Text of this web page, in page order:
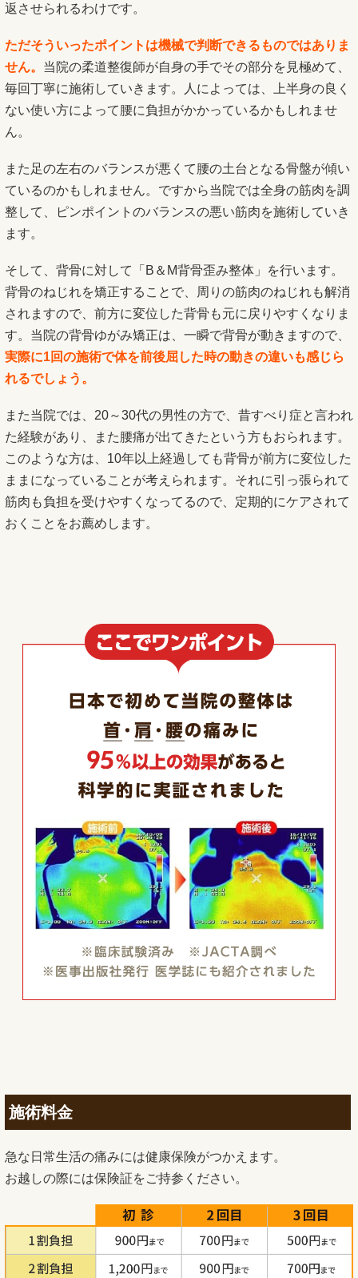
返させられるわけです。
ただそういったポイントは機械で判断できるものではありま
せん。 当院の柔道整復師が自身の手でその部分を見極めて、
毎回丁寧に施術していきます。人によっては、上半身の良く
ない使い方によって腰に負担がかかっているかもしれませ
ん。
また足の左右のバランスが悪くて腰の土台となる骨盤が傾い
ているのかもしれません。ですから当院では全身の筋肉を調
整して、ピンポイントのバランスの悪い筋肉を施術していき
ます。
そして、背骨に対して「B＆M背骨歪み整体」を行います。
背骨のねじれを矯正することで、周りの筋肉のねじれも解消
されますので、前方に変位した背骨も元に戻りやすくなりま
す。当院の背骨ゆがみ矯正は、一瞬で背骨が動きますので、
実際に1回の施術で体を前後屈した時の動きの違いも感じら
れるでしょう。
また当院では、20～30代の男性の方で、昔すべり症と言われ
た経験があり、また腰痛が出てきたという方もおられます。
このような方は、10年以上経過しても背骨が前方に変位した
ままになっていることが考えられます。それに引っ張られて
筋肉も負担を受けやすくなってるので、定期的にケアされて
おくことをお薦めします。
施術料金
急な日常生活の痛みには健康保険がつかえます。
お越しの際には保険証をご持参ください。